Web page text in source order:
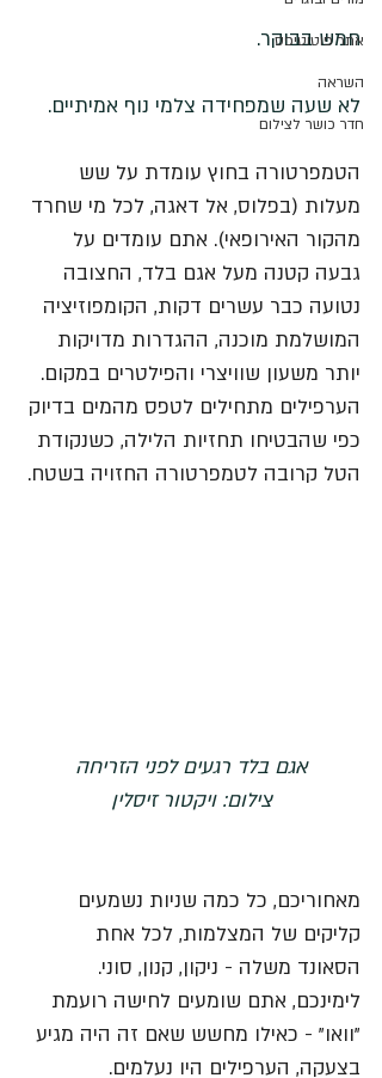
אתר פוטוטיפס
השראה
חדר כושר לצילום
חמש בבוקר.
לא שעה שמפחידה צלמי נוף אמיתיים.
הטמפרטורה בחוץ עומדת על שש
מעלות (בפלוס, אל דאגה, לכל מי שחרד
מהקור האירופאי). אתם עומדים על
גבעה קטנה מעל אגם בלד, החצובה
נטועה כבר עשרים דקות, הקומפוזיציה
המושלמת מוכנה, ההגדרות מדויקות
יותר משעון שוויצרי והפילטרים במקום.
הערפילים מתחילים לטפס מהמים בדיוק
כפי שהבטיחו תחזיות הלילה, כשנקודת
הטל קרובה לטמפרטורה החזויה בשטח.
אגם בלד רגעים לפני הזריחה
צילום: ויקטור זיסלין
מאחוריכם, כל כמה שניות נשמעים
קליקים של המצלמות, לכל אחת
הסאונד משלה - ניקון, קנון, סוני.
לימינכם, אתם שומעים לחישה רועמת
"וואו" - כאילו מחשש שאם זה היה מגיע
בצעקה, הערפילים היו נעלמים.